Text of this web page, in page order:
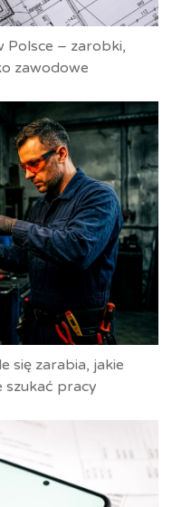
Polsce – zarobki,
zawodowe
się zarabia, jakie
szukać pracy